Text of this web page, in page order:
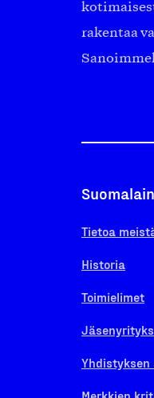
rakentaa
Tietoa
Historia
Toimielimet
Yhdistyksen